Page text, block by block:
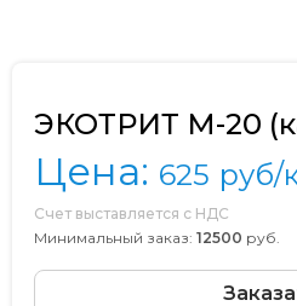
ЭКОТРИТ М-20
Цена: 625 руб/
Счет выставляется с НДС
Минимальный заказ: 12500 руб.